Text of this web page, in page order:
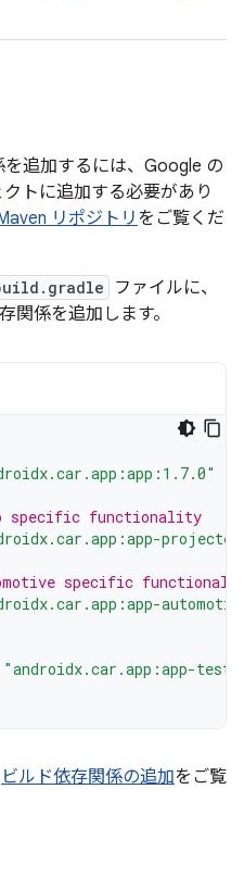
追加するには、Google の
トに追加する必要があり
リポジトリをご覧くだ
ファイルに、
関係を追加します。
specific functionality
specific
"androidx.car.app:app-
ビルド依存関係の追加をご覧